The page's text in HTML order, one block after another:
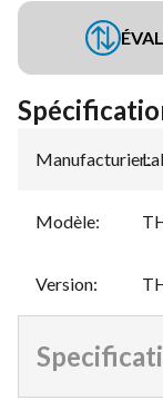
Manufacturier:
Modèle:
Version: